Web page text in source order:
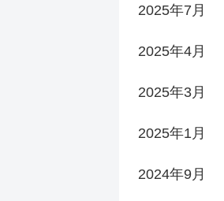
2025年7月
2025年4月
2025年3月
2025年1月
2024年9月